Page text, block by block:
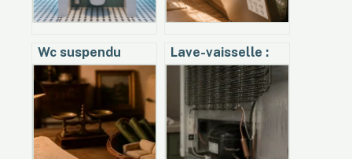
Wc suspendu
meuble : comment
choisir et
aménager cet
ensemble
pratique
Lave-vaisselle :
150 € d’économie
par an en
choisissant la
bonne classe
énergétique